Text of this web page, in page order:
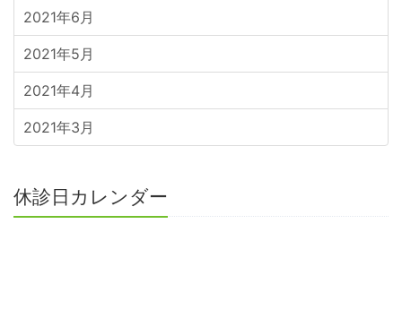
2021年6月
2021年5月
2021年4月
2021年3月
休診日カレンダー